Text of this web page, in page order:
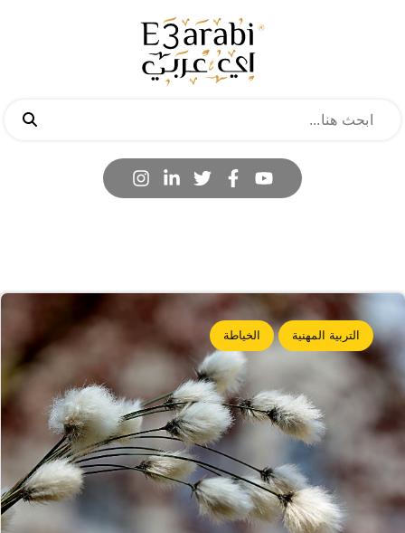
التربية المهنية الخياطة